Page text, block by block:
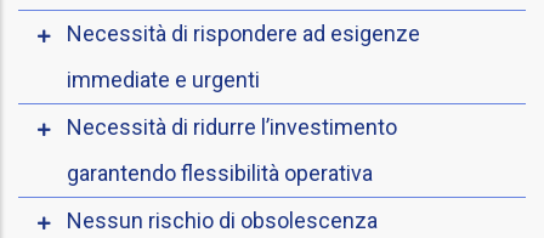
Necessità di rispondere ad esigenze
immediate e urgenti
Necessità di ridurre l’investimento
garantendo flessibilità operativa
Nessun rischio di obsolescenza